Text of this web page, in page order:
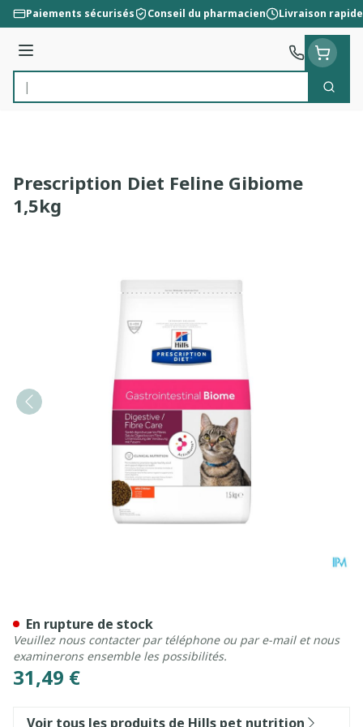
Aller au contenu
Paiements sécurisés Conseil du pharmacien Livraison rapide
Menu
Rechercher
Prescription Diet Feline Gibiome
1,5kg
31,49 €
En rupture de stock
Veuillez nous contacter par téléphone ou par e-mail et nous
examinerons ensemble les possibilités.
Voir tous les produits de Hills pet nutrition